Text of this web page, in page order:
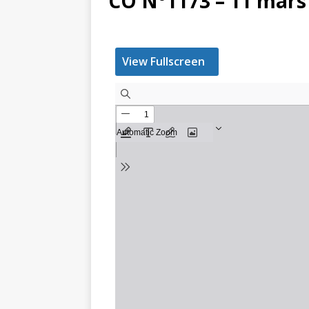
View Fullscreen